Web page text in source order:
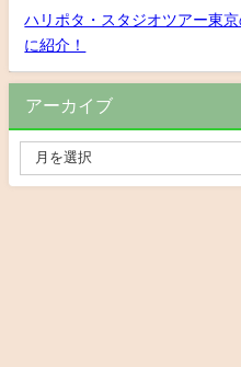
ハリポタ・スタジオツアー東
に紹介！
アーカイブ